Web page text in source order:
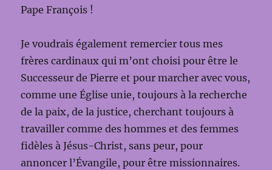
Pape François !
Je voudrais également remercier tous mes
frères cardinaux qui m’ont choisi pour être le
Successeur de Pierre et pour marcher avec vous,
comme une Église unie, toujours à la recherche
de la paix, de la justice, cherchant toujours à
travailler comme des hommes et des femmes
fidèles à Jésus-Christ, sans peur, pour
annoncer l’Évangile, pour être missionnaires.